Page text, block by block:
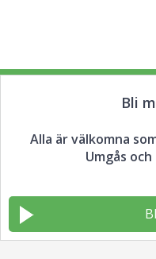
Bli
Alla är välkomna
Umgås